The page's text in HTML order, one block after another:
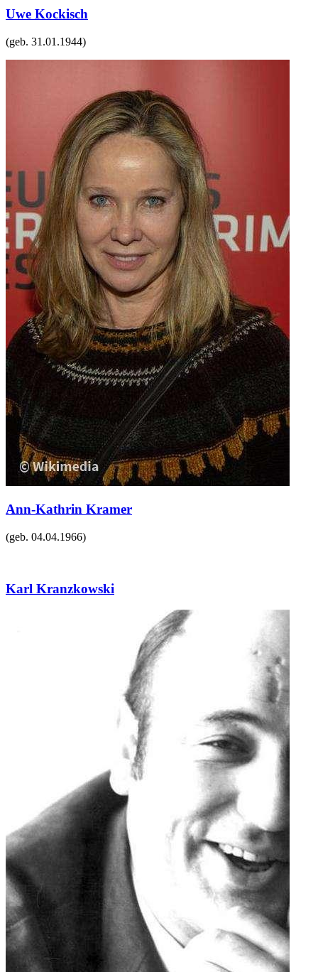
Uwe Kockisch
(geb. 31.01.1944)
Ann-Kathrin Kramer
(geb. 04.04.1966)
Karl Kranzkowski